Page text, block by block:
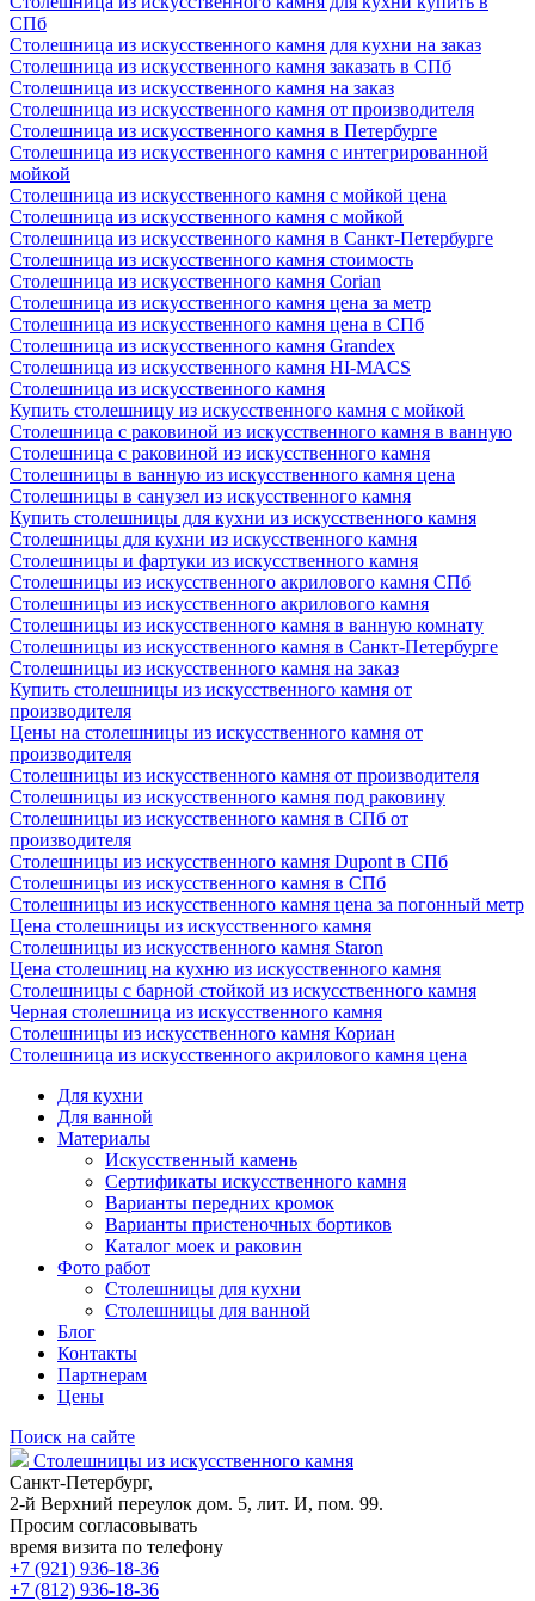
СПб
Столешница из искусственного камня для кухни на заказ
Столешница из искусственного камня заказать в СПб
Столешница из искусственного камня на заказ
Столешница из искусственного камня от производителя
Столешница из искусственного камня в Петербурге
Столешница из искусственного камня с интегрированной
мойкой
Столешница из искусственного камня с мойкой цена
Столешница из искусственного камня с мойкой
Столешница из искусственного камня в Санкт-Петербурге
Столешница из искусственного камня стоимость
Столешница из искусственного камня Сorian
Столешница из искусственного камня цена за метр
Столешница из искусственного камня цена в СПб
Столешница из искусственного камня Grandex
Столешница из искусственного камня HI-MACS
Столешница из искусственного камня
Купить столешницу из искусственного камня с мойкой
Столешница с раковиной из искусственного камня в ванную
Столешница с раковиной из искусственного камня
Столешницы в ванную из искусственного камня цена
Столешницы в санузел из искусственного камня
Купить столешницы для кухни из искусственного камня
Столешницы для кухни из искусственного камня
Столешницы и фартуки из искусственного камня
Столешницы из искусственного акрилового камня СПб
Столешницы из искусственного акрилового камня
Столешницы из искусственного камня в ванную комнату
Столешницы из искусственного камня в Санкт-Петербурге
Столешницы из искусственного камня на заказ
Купить столешницы из искусственного камня от
производителя
Цены на столешницы из искусственного камня от
производителя
Столешницы из искусственного камня от производителя
Столешницы из искусственного камня под раковину
Столешницы из искусственного камня в СПб от
производителя
Столешницы из искусственного камня Dupont в СПб
Столешницы из искусственного камня в СПб
Столешницы из искусственного камня цена за погонный метр
Цена столешницы из искусственного камня
Столешницы из искусственного камня Staron
Цена столешниц на кухню из искусственного камня
Столешницы с барной стойкой из искусственного камня
Черная столешница из искусственного камня
Столешницы из искусственного камня Кориан
Столешница из искусственного акрилового камня цена
Для кухни
Для ванной
Материалы
Искусственный камень
Сертификаты искусственного камня
Варианты передних кромок
Варианты пристеночных бортиков
Каталог моек и раковин
Фото работ
Столешницы для кухни
Столешницы для ванной
Блог
Контакты
Партнерам
Цены
Поиск на сайте
Столешницы из искусственного камня
Санкт-Петербург,
2-й Верхний переулок дом. 5, лит. И, пом. 99.
Просим согласовывать
время визита по телефону
+7 (921) 936-18-36
+7 (812) 936-18-36